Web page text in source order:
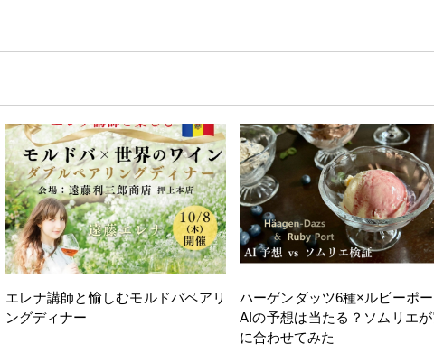
エレナ講師と愉しむモルドバペアリ
ングディナー
ハーゲンダッツ6種×ルビーポー
AIの予想は当たる？ソムリエ
に合わせてみた